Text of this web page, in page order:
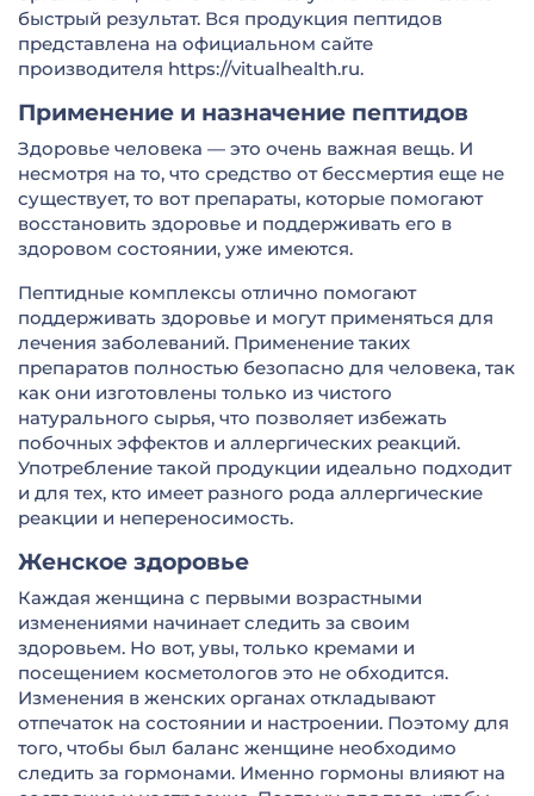
быстрый результат. Вся продукция пептидов
представлена на официальном сайте
производителя https://vitualhealth.ru.
Применение и назначение пептидов
Здоровье человека — это очень важная вещь. И
несмотря на то, что средство от бессмертия еще не
существует, то вот препараты, которые помогают
восстановить здоровье и поддерживать его в
здоровом состоянии, уже имеются.
Пептидные комплексы отлично помогают
поддерживать здоровье и могут применяться для
лечения заболеваний. Применение таких
препаратов полностью безопасно для человека, так
как они изготовлены только из чистого
натурального сырья, что позволяет избежать
побочных эффектов и аллергических реакций.
Употребление такой продукции идеально подходит
и для тех, кто имеет разного рода аллергические
реакции и непереносимость.
Женское здоровье
Каждая женщина с первыми возрастными
изменениями начинает следить за своим
здоровьем. Но вот, увы, только кремами и
посещением косметологов это не обходится.
Изменения в женских органах откладывают
отпечаток на состоянии и настроении. Поэтому для
того, чтобы был баланс женщине необходимо
следить за гормонами. Именно гормоны влияют на